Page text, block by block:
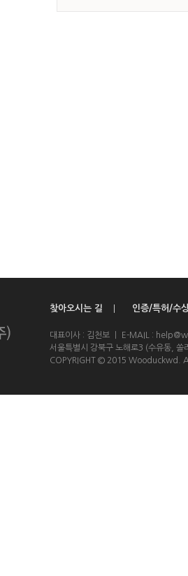
찾아오시는 길 인증/특허/수
대표이사 : 김천보 ㅣ E-MAIL :
서울특별시 강북구 노해로3 (수유동, 쏠
COPYRIGHT © 2015 Wooduckwd.